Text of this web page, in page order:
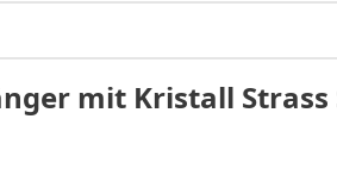
mit Kristall